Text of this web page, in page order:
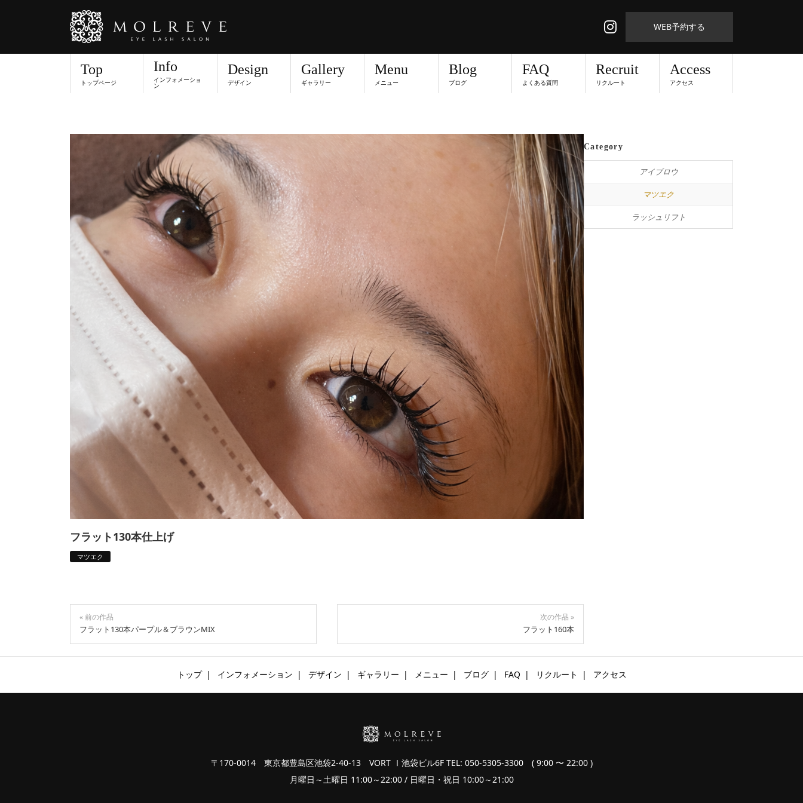
WEB予約する
Top
トップページ
Info
インフォメーショ
ン
Design
デザイン
Gallery
ギャラリー
Menu
メニュー
Blog
ブログ
FAQ
よくある質問
Recruit
リクルート
Access
アクセス
フラット130本仕上げ
マツエク
« 前の作品
フラット130本パープル＆ブラウンMIX
次の作品 »
フラット160本
Category
アイブロウ
マツエク
ラッシュリフト
トップ インフォメーション デザイン ギャラリー メニュー ブログ FAQ リクルート アクセス
〒170-0014 東京都豊島区池袋2-40-13 VORT Ⅰ池袋ビル6F TEL: 050-5305-3300 ( 9:00 〜 22:00 )
月曜日～土曜日 11:00～22:00 / 日曜日・祝日 10:00～21:00